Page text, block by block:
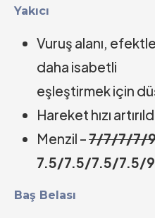
Yakıcı
Vuruş alanı,
daha isabetli
eşleştirmek için
Hareket hızı
Menzil –7/7/7/7/
7.5/7.5/7.5/7.5/
Baş Belası